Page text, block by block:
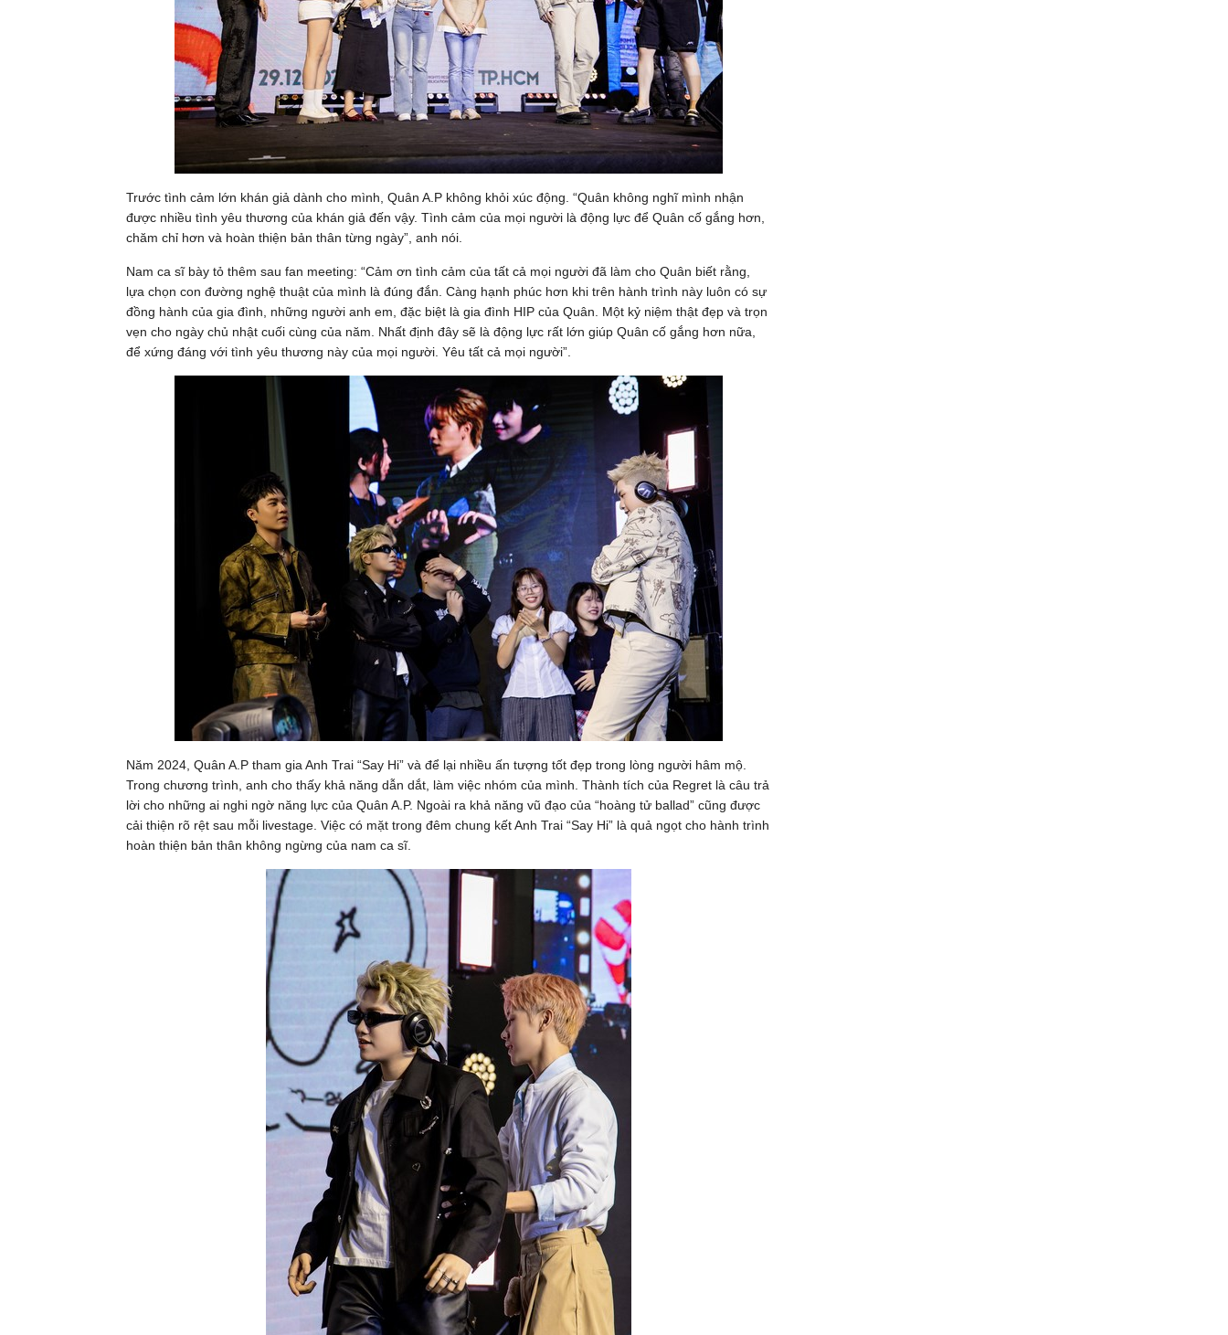
Trước tình cảm lớn khán giả dành cho mình, Quân A.P không khỏi xúc động. “Quân không nghĩ mình nhận
được nhiều tình yêu thương của khán giả đến vậy. Tình cảm của mọi người là động lực để Quân cố gắng hơn,
chăm chỉ hơn và hoàn thiện bản thân từng ngày”, anh nói.
Nam ca sĩ bày tỏ thêm sau fan meeting: “Cảm ơn tình cảm của tất cả mọi người đã làm cho Quân biết rằng,
lựa chọn con đường nghệ thuật của mình là đúng đắn. Càng hạnh phúc hơn khi trên hành trình này luôn có sự
đồng hành của gia đình, những người anh em, đặc biệt là gia đình HIP của Quân. Một kỷ niệm thật đẹp và trọn
vẹn cho ngày chủ nhật cuối cùng của năm. Nhất định đây sẽ là động lực rất lớn giúp Quân cố gắng hơn nữa,
để xứng đáng với tình yêu thương này của mọi người. Yêu tất cả mọi người”.
Năm 2024, Quân A.P tham gia Anh Trai “Say Hi” và để lại nhiều ấn tượng tốt đẹp trong lòng người hâm mộ.
Trong chương trình, anh cho thấy khả năng dẫn dắt, làm việc nhóm của mình. Thành tích của Regret là câu trả
lời cho những ai nghi ngờ năng lực của Quân A.P. Ngoài ra khả năng vũ đạo của “hoàng tử ballad” cũng được
cải thiện rõ rệt sau mỗi livestage. Việc có mặt trong đêm chung kết Anh Trai “Say Hi” là quả ngọt cho hành trình
hoàn thiện bản thân không ngừng của nam ca sĩ.